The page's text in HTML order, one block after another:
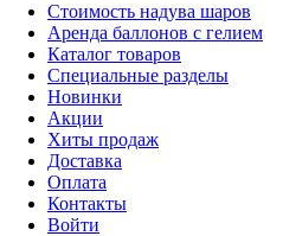
Стоимость надува шаров
Аренда баллонов с гелием
Каталог товаров
Специальные разделы
Новинки
Акции
Хиты продаж
Доставка
Оплата
Контакты
Войти